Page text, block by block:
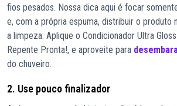
fios pesados. Nossa dica aqui é focar
e, com a própria espuma, distribuir o produto
a limpeza. Aplique o Condicionador Ultra
Repente Pronta!, e aproveite para
do chuveiro.
2. Use pouco finalizador